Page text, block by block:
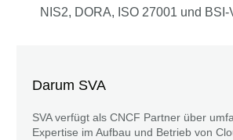
NIS2, DORA, ISO 27001 und BSI-
Darum SVA
SVA verfügt als CNCF Partner über
Expertise im Aufbau und Betrieb von